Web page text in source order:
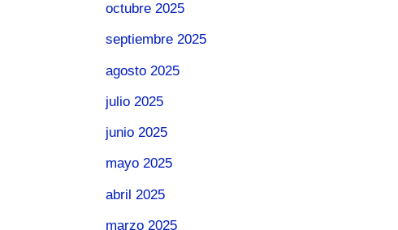
octubre 2025
septiembre 2025
agosto 2025
julio 2025
junio 2025
mayo 2025
abril 2025
marzo 2025